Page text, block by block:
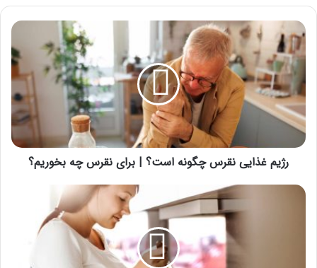
رژیم
غذایی
نقرس
چگونه
است؟
|
برای
نقرس
چه
بخوریم؟
رژیم غذایی نقرس چگونه است؟ | برای نقرس چه بخوریم؟
بهترین